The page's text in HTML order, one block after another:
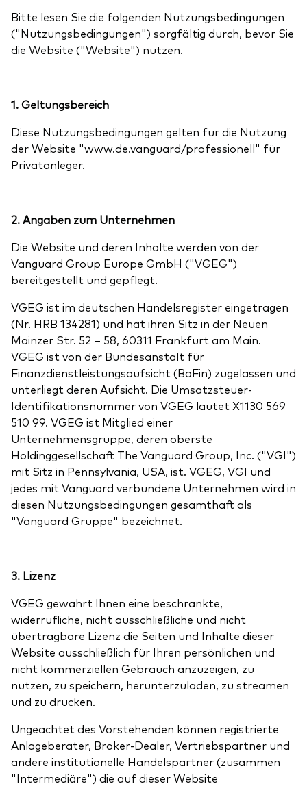
Aktive Fonds
Anleihen
ETFs
Indexfonds
LifeStrategy
Multi-asset
Money market
Investieren mit uns
Benchmark-Anbieter
Fondsdokumente und Richtlinien
Vanguard Produkte kaufen
Events
Marktausblick 2026
Index-Exposure-Analyse
Säulen
Financial Planning
Investment Know how
Marktkommentare
Ihr Wissenshub: Studien & Analysen
Dokumente, die Vertrauen schaffen
Ressourcen
Marktvolatilität
Research
Über Vanguard
Betrugsprävention
Bitte lesen Sie die folgenden Nutzungsbedingungen
("Nutzungsbedingungen") sorgfältig durch, bevor Sie
die Website ("Website") nutzen.
1. Geltungsbereich
Diese Nutzungsbedingungen gelten für die Nutzung
der Website "www.de.vanguard/professionell" für
Privatanleger.
2. Angaben zum Unternehmen
Die Website und deren Inhalte werden von der
Vanguard Group Europe GmbH ("VGEG")
bereitgestellt und gepflegt.
VGEG ist im deutschen Handelsregister eingetragen
(Nr. HRB 134281) und hat ihren Sitz in der Neuen
Mainzer Str. 52 – 58, 60311 Frankfurt am Main.
VGEG ist von der Bundesanstalt für
Finanzdienstleistungsaufsicht (BaFin) zugelassen und
unterliegt deren Aufsicht. Die Umsatzsteuer-
Identifikationsnummer von VGEG lautet X1130 569
510 99. VGEG ist Mitglied einer
Unternehmensgruppe, deren oberste
Holdinggesellschaft The Vanguard Group, Inc. ("VGI")
mit Sitz in Pennsylvania, USA, ist. VGEG, VGI und
jedes mit Vanguard verbundene Unternehmen wird in
diesen Nutzungsbedingungen gesamthaft als
"Vanguard Gruppe" bezeichnet.
3. Lizenz
VGEG gewährt Ihnen eine beschränkte,
widerrufliche, nicht ausschließliche und nicht
übertragbare Lizenz die Seiten und Inhalte dieser
Website ausschließlich für Ihren persönlichen und
nicht kommerziellen Gebrauch anzuzeigen, zu
nutzen, zu speichern, herunterzuladen, zu streamen
und zu drucken.
Ungeachtet des Vorstehenden können registrierte
Anlageberater, Broker-Dealer, Vertriebspartner und
andere institutionelle Handelspartner (zusammen
"Intermediäre") die auf dieser Website